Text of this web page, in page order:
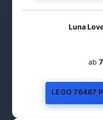
Luna
ab
LEGO 76467